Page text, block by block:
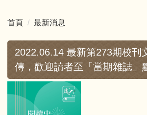
首頁 最新消息
2022.06.14 最新第273期校刊
傳，歡迎讀者至「當期雜誌」